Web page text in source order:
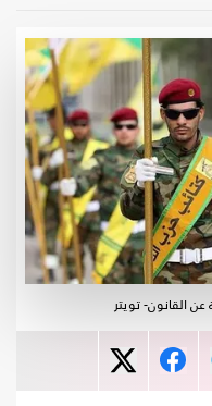
القانون- تويتر